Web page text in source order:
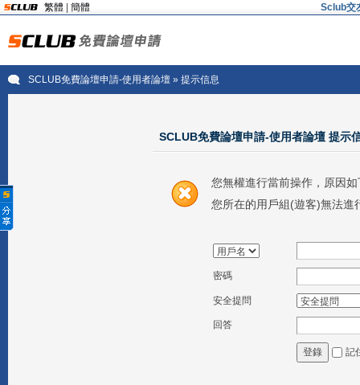
繁體 簡體 Sclub交
SCLUB免費論壇申請-使用者論壇» 提示信息
SCLUB免費論壇申請-使用者論壇 提示
您無權進行當前操作，原因如
您所在的用戶組(遊客)無法進
密碼
安全提問
回答
登錄 記